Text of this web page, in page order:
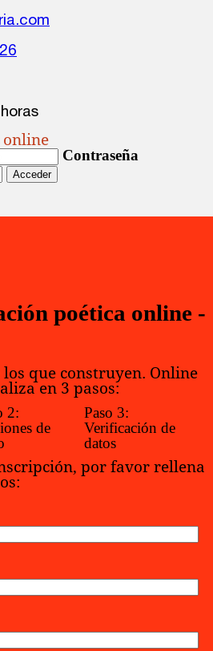
online
Contraseña
Acceder
poética online -
los que construyen. Online
en 3 pasos:
2:
de
Paso 3:
Verificación de
datos
por favor rellena